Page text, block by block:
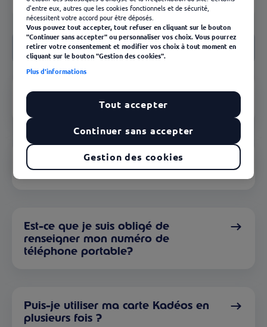
Conditions d'utilisation
Notre FAQ
Comment connaître le solde de ma
carte Kadéos ?
Comment faire un achat en ligne
avec ma carte Kadéos Universel ?
Est-ce que je suis obligé de
renseigner mon numéro de
téléphone portable?
Puis-je utiliser ma carte Kadéos en
plusieurs fois ?
d'entre eux, autres que les cookies fonctionnels et de sécurité,
nécessitent votre accord pour être déposés.
Vous pouvez tout accepter, tout refuser en cliquant sur le bouton
"Continuer sans accepter" ou personnaliser vos choix. Vous pourrez
retirer votre consentement et modifier vos choix à tout moment en
cliquant sur le bouton "Gestion des cookies".
Plus d'informations
Gestion des cookies
Continuer sans accepter
Tout accepter